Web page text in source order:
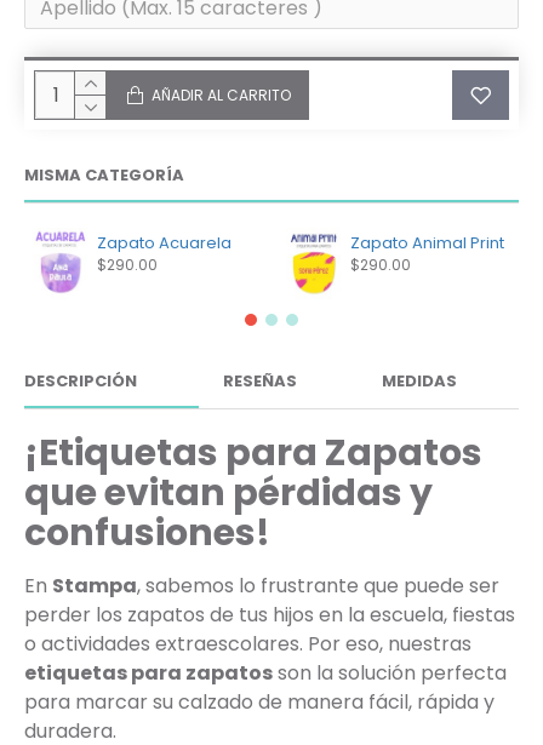
AÑADIR AL CARRITO
MISMA CATEGORÍA
Zapato Acuarela
$290.00
Zapato Animal Print
$290.00
DESCRIPCIÓN RESEÑAS MEDIDAS
¡Etiquetas para Zapatos
que evitan pérdidas y
confusiones!
En Stampa, sabemos lo frustrante que puede ser
perder los zapatos de tus hijos en la escuela, fiestas
o actividades extraescolares. Por eso, nuestras
etiquetas para zapatosson la solución perfecta
para marcar su calzado de manera fácil, rápida y
duradera.